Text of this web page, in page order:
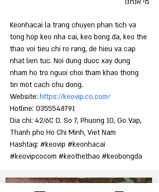
Keonhacai la trang chuyen phan tich va
tong hop keo nha cai, keo bong da, keo the
thao voi tieu chi ro rang, de hieu va cap
nhat lien tuc. Noi dung duoc xay dung
nham ho tro nguoi choi tham khao thong
tin mot cach chu dong.
Website: https://keovip.co.com/
Hotline: 0355548791
Dia chi: 42/6C D. So 7, Phuong 10, Go Vap,
Thanh pho Ho Chi Minh, Viet Nam
Hashtag: #keovip #keonhacai
#keovipcocom #keothethao #keobongda